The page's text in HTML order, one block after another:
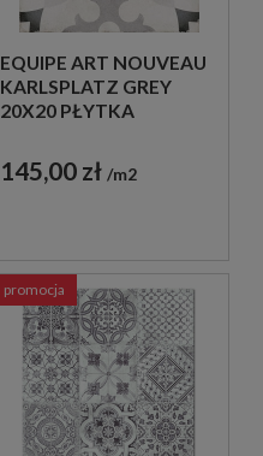
EQUIPE ART NOUVEAU
KARLSPLATZ GREY
20X20 PŁYTKA
145,00 zł m2
promocja